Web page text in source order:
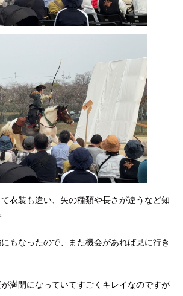
衣装も違い、矢の種類や長さが違うなど知
もなったので、また機会があれば見に行き
満開になっていてすごくキレイなのですが